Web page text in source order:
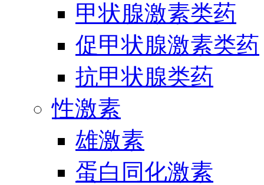
甲状腺激素类药
促甲状腺激素类药
抗甲状腺类药
性激素
雄激素
蛋白同化激素